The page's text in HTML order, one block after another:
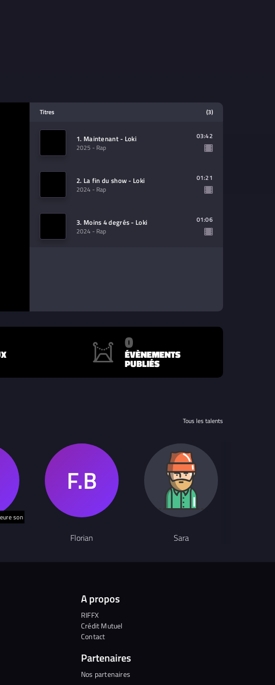
Titres (3)
1. Maintenant - Loki
2025 - Rap
03:42
2. La fin du show - Loki
2024 - Rap
01:21
3. Moins 4 degrés - Loki
2024 - Rap
01:06
0
ÉVÈNEMENTS
PUBLIÉS
Tous les talents
son
Florian Sara
A propos
RIFFX
Crédit Mutuel
Contact
Partenaires
Nos partenaires